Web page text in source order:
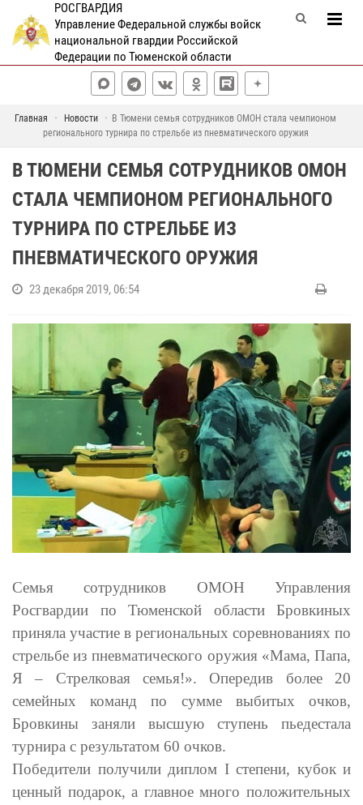
РОСГВАРДИЯ
Управление Федеральной службы войск
национальной гвардии Российской
Федерации по Тюменской области
Главная Новости
В Тюмени семья сотрудников ОМОН стала чемпионом
регионального турнира по стрельбе из пневматического оружия
В ТЮМЕНИ СЕМЬЯ СОТРУДНИКОВ ОМОН
СТАЛА ЧЕМПИОНОМ РЕГИОНАЛЬНОГО
ТУРНИРА ПО СТРЕЛЬБЕ ИЗ
ПНЕВМАТИЧЕСКОГО ОРУЖИЯ
23 декабря 2019, 06:54
Семья сотрудников ОМОН Управления
Росгвардии по Тюменской области Бровкиных
приняла участие в региональных соревнованиях по
стрельбе из пневматического оружия «Мама, Папа,
Я – Стрелковая семья!». Опередив более 20
семейных команд по сумме выбитых очков,
Бровкины заняли высшую ступень пьедестала
турнира с результатом 60 очков.
Победители получили диплом I степени, кубок и
ценный подарок, а главное много положительных